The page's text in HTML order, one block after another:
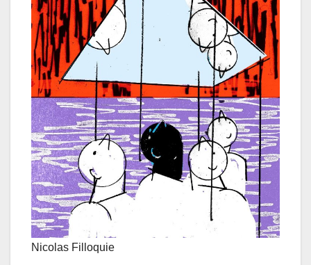
Nicolas Filloquie